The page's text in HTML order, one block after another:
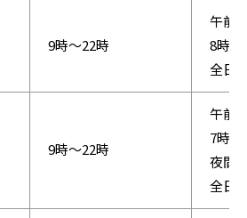
9時〜22時
午前
8時
全日
9時〜22時
午前
7時
夜間
全日